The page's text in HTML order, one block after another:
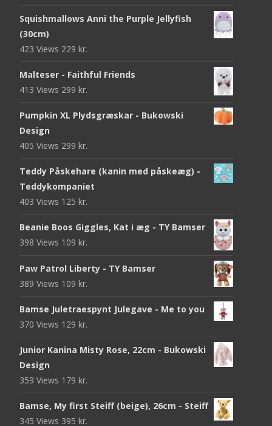
Squishmallows Anni the Purple Jellyfish
(30cm)
423 Views 229 kr.
Malteser - Faithful Friends
413 Views 299 kr.
Pumpkin XL Plydsgræskar - Bukowski
Design
405 Views 299 kr.
Teddy Påskehare (kanin med påskeæg) -
Teddykompaniet
403 Views 125 kr.
Beanie Boos Giggles, Kat i æg - TY Bamser
398 Views 109 kr.
Paw Patrol Liberty - TY Bamser
389 Views 109 kr.
Bamse Juletraespynt Julegave - Me to you
370 Views 129 kr.
Junior Kanina Misty Rose, 22cm - Bukowski
Design
359 Views 179 kr.
Bamse, My first Steiff (beige), 26cm - Steiff
345 Views 395 kr.